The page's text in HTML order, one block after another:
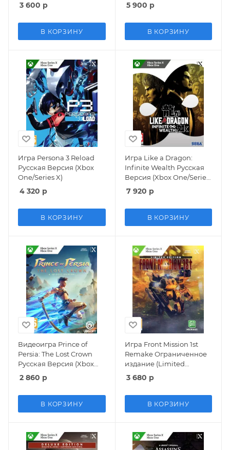
3 600 р
В КОРЗИНУ
(Collector's Edition)
5 900 р
В КОРЗИНУ
Игра Persona 3 Reload
Русская Версия (Xbox
One/Series X)
4 320 р
В КОРЗИНУ
Игра Like a Dragon:
Infinite Wealth Русская
Версия (Xbox One/Series
X)
7 920 р
В КОРЗИНУ
Видеоигра Prince of
Persia: The Lost Crown
Русская Версия (Xbox
One/Series X)
2 860 р
В КОРЗИНУ
Игра Front Mission 1st
Remake Ограниченное
издание (Limited
Edition)
(Xbox One/Series X)
3 680 р
В КОРЗИНУ